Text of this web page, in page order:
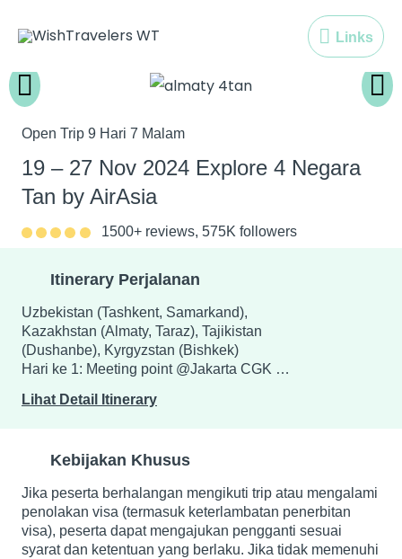
Links
Links
Open Trip 9 Hari 7 Malam
19 – 27 Nov 2024 Explore 4 Negara
Tan by AirAsia
1500+ reviews, 575K followers
Itinerary Perjalanan
Uzbekistan (Tashkent, Samarkand),
Kazakhstan (Almaty, Taraz), Tajikistan
(Dushanbe), Kyrgyzstan (Bishkek)
Hari ke 1: Meeting point @Jakarta CGK …
Lihat Detail Itinerary
Kebijakan Khusus
Jika peserta berhalangan mengikuti trip atau mengalami
penolakan visa (termasuk keterlambatan penerbitan
visa), peserta dapat mengajukan pengganti sesuai
syarat dan ketentuan yang berlaku. Jika tidak memenuhi